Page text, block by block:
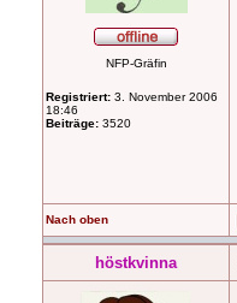
NFP-Gräfin
Registriert: 3. November 2006
18:46
Beiträge: 3520
Nach oben
höstkvinna